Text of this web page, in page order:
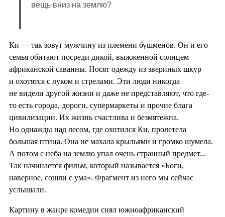
вещь вниз на землю?
Ки — так зовут мужчину из племени бушменов. Он и его
семья обитают посреди дикой, выжженной солнцем
африканской саванны. Носят одежду из звериных шкур
и охотятся с луком и стрелами. Эти люди никогда
не видели другой жизни и даже не представляют, что где-
то есть города, дороги, супермаркеты и прочие блага
цивилизации. Их жизнь счастлива и безмятежна.
Но однажды над лесом, где охотился Ки, пролетела
большая птица. Она не махала крыльями и громко шумела.
А потом с неба на землю упал очень странный предмет...
Так начинается фильм, который называется «Боги,
наверное, сошли с ума». Фрагмент из него мы сейчас
услышали.
Картину в жанре комедии снял южноафриканский